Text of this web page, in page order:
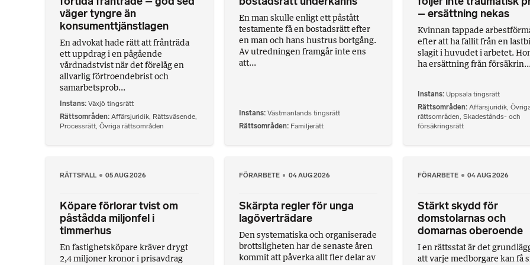
väger tyngre än
konsumenttjänstlagen
En advokat hade rätt att frånträda
ett uppdrag i en pågående
vårdnadstvist när det förelåg en
allvarlig förtroendebrist och
samarbetsprob...
Instans Växjö tingsrätt
Rättsområden Affärsjuridik Rättsväsende
Processrätt Övriga rättsområden
En man skulle enligt ett påstått
testamente få en bostadsrätt efter
en man och hans hustrus bortgång.
Av utredningen framgår inte ens
att...
Instans Västmanlands tingsrätt
Rättsområden Familjerätt
– ersättning nekas
Kvinnan tappade
efter att ha fallit från en
slagit i huvudet i arbetet.
ha ersättning från
Instans Uppsala tingsrätt
Rättsområden Affärsjuridik
rättsområden Skadestånds- och
försäkringsrätt
RÄTTSFALL 05 AUG 2026
Köpare förlorar tvist om
påstådda miljonfel i
timmerhus
En fastighetsköpare kräver drygt
2,4 miljoner kronor i prisavdrag
FÖRARBETE 04 AUG 2026
Skärpta regler för unga
lagöverträdare
Den systematiska och organiserade
brottsligheten har de senaste åren
kommit att påverka allt fler delar av
FÖRARBETE 04 AUG 2026
Stärkt skydd för
domstolarnas och
domarnas oberoende
I en rättsstat är det
att varje medborgare kan få